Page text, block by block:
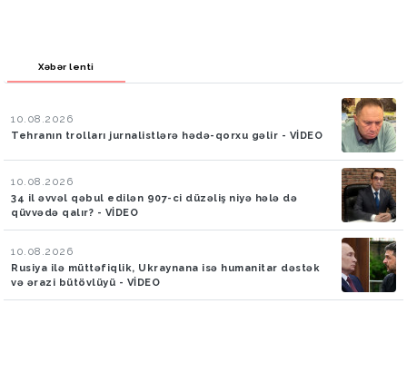
Xəbər lenti
10.08.2026
Tehranın trolları jurnalistlərə hədə-qorxu gəlir - VİDEO
10.08.2026
34 il əvvəl qəbul edilən 907-ci düzəliş niyə hələ də
qüvvədə qalır? - VİDEO
10.08.2026
Rusiya ilə müttəfiqlik, Ukraynana isə humanitar dəstək
və ərazi bütövlüyü - VİDEO